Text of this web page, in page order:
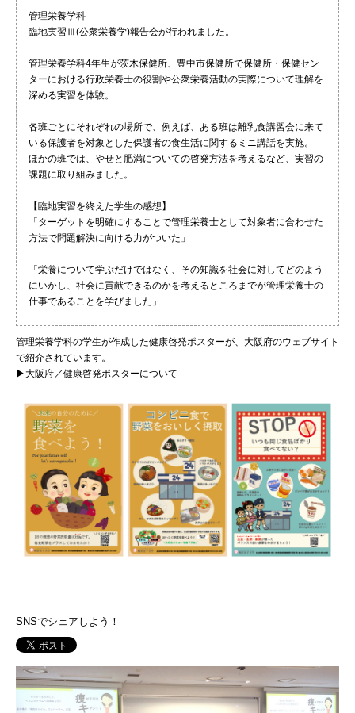
072-643-6221
入試広報部
072-643-6566
お問い合わせ 交通アクセス サイトマップ English
BCCS 梅花メール
管理栄養学科
臨地実習Ⅲ(公衆栄養学)報告会が行われました。
管理栄養学科4年生が茨木保健所、豊中市保健所で保健所・保健セン
ターにおける行政栄養士の役割や公衆栄養活動の実際について理解を
深める実習を体験。
各班ごとにそれぞれの場所で、例えば、ある班は離乳食講習会に来て
いる保護者を対象とした保護者の食生活に関するミニ講話を実施。
ほかの班では、やせと肥満についての啓発方法を考えるなど、実習の
課題に取り組みました。
【臨地実習を終えた学生の感想】
「ターゲットを明確にすることで管理栄養士として対象者に合わせた
方法で問題解決に向ける力がついた」
「栄養について学ぶだけではなく、その知識を社会に対してどのよう
にいかし、社会に貢献できるのかを考えるところまでが管理栄養士の
仕事であることを学びました」
管理栄養学科の学生が作成した健康啓発ポスターが、大阪府のウェブサイト
で紹介されています。
▶大阪府／健康啓発ポスターについて
SNSでシェアしよう！